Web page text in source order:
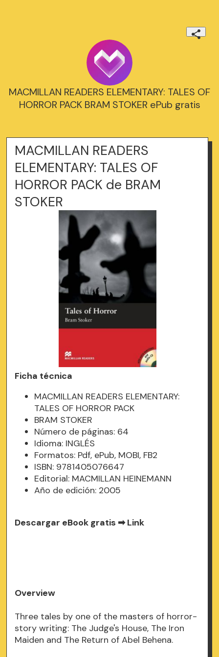
MACMILLAN READERS ELEMENTARY: TALES OF
HORROR PACK BRAM STOKER ePub gratis
MACMILLAN READERS
ELEMENTARY: TALES OF
HORROR PACK de BRAM
STOKER
Ficha técnica
MACMILLAN READERS ELEMENTARY:
TALES OF HORROR PACK
BRAM STOKER
Número de páginas: 64
Idioma: INGLÉS
Formatos: Pdf, ePub, MOBI, FB2
ISBN: 9781405076647
Editorial: MACMILLAN HEINEMANN
Año de edición: 2005
Descargar eBook gratis ➡Link
Overview
Three tales by one of the masters of horror-
story writing: The Judge's House, The Iron
Maiden and The Return of Abel Behena.